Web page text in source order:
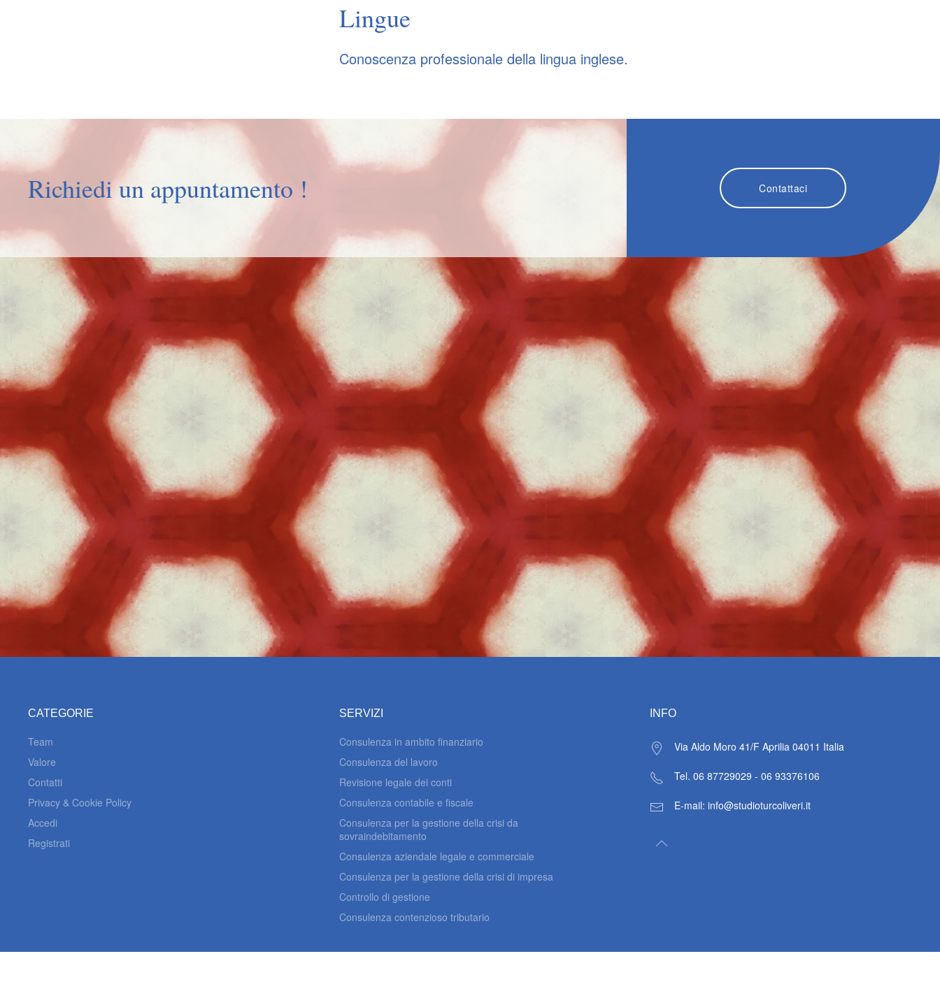
Lingue
Conoscenza professionale della lingua inglese.
Richiedi un appuntamento ! Contattaci
CATEGORIE
Team
Valore
Contatti
Privacy & Cookie Policy
Accedi
Registrati
SERVIZI
Consulenza in ambito finanziario
Consulenza del lavoro
Revisione legale dei conti
Consulenza contabile e fiscale
Consulenza per la gestione della crisi da
sovraindebitamento
Consulenza aziendale legale e commerciale
Consulenza per la gestione della crisi di impresa
Controllo di gestione
Consulenza contenzioso tributario
INFO
Via Aldo Moro 41/F Aprilia 04011 Italia
Tel. 06 87729029 - 06 93376106
E-mail: info@studioturcoliveri.it